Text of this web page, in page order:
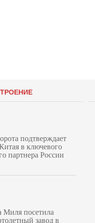
подтверждает
в ключевого
партнера России
посетила
завод в